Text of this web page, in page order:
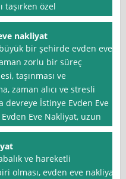
taşırken özel
nakliyat
bir şehirde evden eve
zorlu bir süreç
taşınması ve
zaman alıcı ve stresli
İstinye Evden Eve
Eve Nakliyat, uzun
ve hareketli
olması, evden eve nakliyat